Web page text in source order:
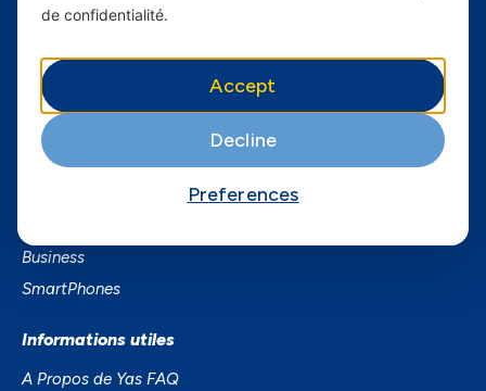
Carrières
Yas en Afrique
Axian Telecom
Services
Business
SmartPhones
Informations utiles
A Propos de Yas FAQ
de confidentialité.
Accept
Decline
Preferences